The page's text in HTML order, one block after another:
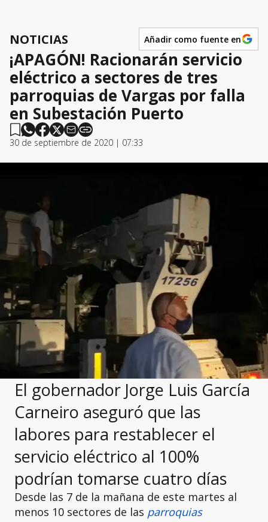
NOTICIAS Añadir como fuente en
¡APAGÓN! Racionarán servicio
eléctrico a sectores de tres
parroquias de Vargas por falla
en Subestación Puerto
30 de septiembre de 2020 | 07:33
El gobernador Jorge Luis García
Carneiro aseguró que las
labores para restablecer el
servicio eléctrico al 100%
podrían tomarse cuatro días
Desde las 7 de la mañana de este martes al
menos 10 sectores de las parroquias